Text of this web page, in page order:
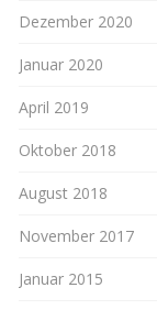
Dezember 2020
Januar 2020
April 2019
Oktober 2018
August 2018
November 2017
Januar 2015